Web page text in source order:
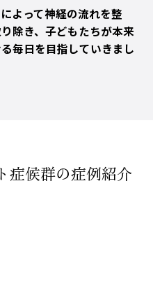
よって神経の流れを整
除き、子どもたちが本来
毎日を目指していきまし
症候群の症例紹介